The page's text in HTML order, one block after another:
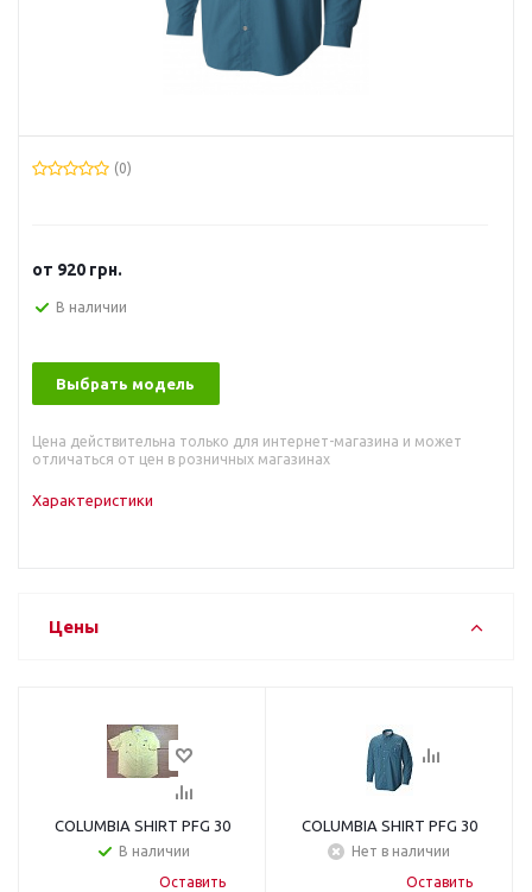
(0)
от 920 грн.
В наличии
Выбрать модель
Цена действительна только для интернет-магазина и может
отличаться от цен в розничных магазинах
Характеристики
Цены
COLUMBIA SHIRT PFG 30
В наличии
Оставить
COLUMBIA SHIRT PFG 30
Нет в наличии
Оставить